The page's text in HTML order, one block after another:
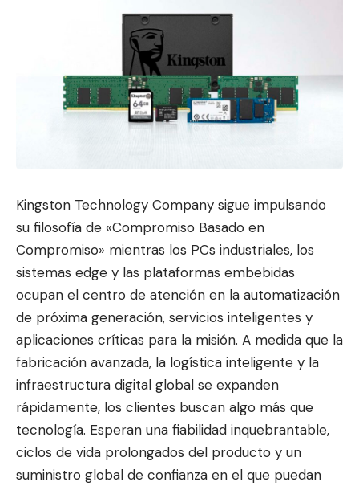
Kingston Technology Company sigue impulsando
su filosofía de «Compromiso Basado en
Compromiso» mientras los PCs industriales, los
sistemas edge y las plataformas embebidas
ocupan el centro de atención en la automatización
de próxima generación, servicios inteligentes y
aplicaciones críticas para la misión. A medida que la
fabricación avanzada, la logística inteligente y la
infraestructura digital global se expanden
rápidamente, los clientes buscan algo más que
tecnología. Esperan una fiabilidad inquebrantable,
ciclos de vida prolongados del producto y un
suministro global de confianza en el que puedan